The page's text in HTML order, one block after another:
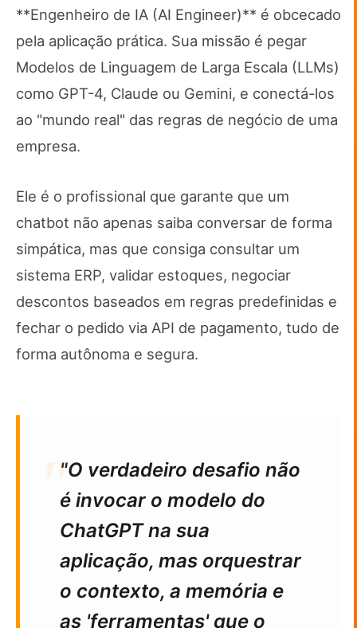
**Engenheiro de IA (AI Engineer)** é obcecado
pela aplicação prática. Sua missão é pegar
Modelos de Linguagem de Larga Escala (LLMs)
como GPT-4, Claude ou Gemini, e conectá-los
ao "mundo real" das regras de negócio de uma
empresa.
Ele é o profissional que garante que um
chatbot não apenas saiba conversar de forma
simpática, mas que consiga consultar um
sistema ERP, validar estoques, negociar
descontos baseados em regras predefinidas e
fechar o pedido via API de pagamento, tudo de
forma autônoma e segura.
"O verdadeiro desafio não
é invocar o modelo do
ChatGPT na sua
aplicação, mas orquestrar
o contexto, a memória e
as 'ferramentas' que o